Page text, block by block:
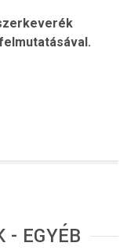
- EGYÉB